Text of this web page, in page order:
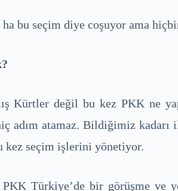
bu seçim diye coşuyor ama
Kürtler değil bu kez PKK ne
adım atamaz. Bildiğimiz kadarı
kez seçim işlerini yönetiyor.
Türkiye’de bir görüşme ve